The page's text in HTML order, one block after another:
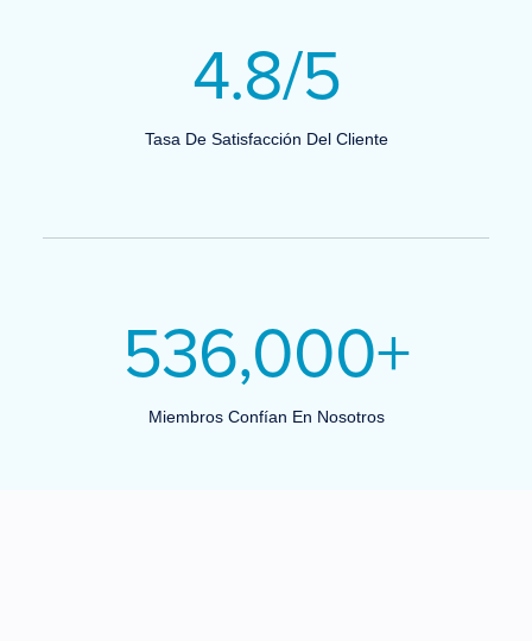
Tasa De Satisfacción Del Cliente
4.8/5
Miembros Confían En Nosotros
536,000+